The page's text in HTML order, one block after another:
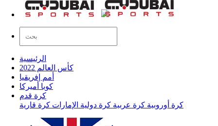
الرئيسية
كأس العالم 2022
أمم إفريقيا
كوبا أميركا
كرة قدم
كرة أوروبية كرة عربية كرة دولية الإمارات كرة قارية